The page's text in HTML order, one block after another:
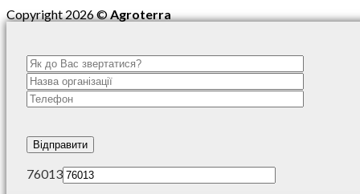
Copyright 2026 ©Agroterra
76013